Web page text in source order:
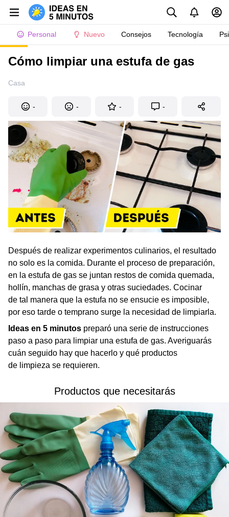
Personal Nuevo Consejos Tecnología
Cómo limpiar una estufa de gas
Casa
- - - -
Después de realizar experimentos culinarios, el resultado
no solo es la comida. Durante el proceso de preparación,
en la estufa de gas se juntan restos de comida quemada,
hollín, manchas de grasa y otras suciedades. Cocinar
de tal manera que la estufa no se ensucie es imposible,
por eso tarde o temprano surge la necesidad de limpiarla.
Ideas en 5 minutos preparó una serie de instrucciones
paso a paso para limpiar una estufa de gas. Averiguarás
cuán seguido hay que hacerlo y qué productos
de limpieza se requieren.
Productos que necesitarás